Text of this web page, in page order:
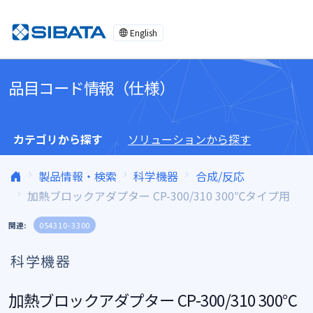
English
品目コード情報（仕様）
カテゴリから探す ソリューションから探す
製品情報・検索 科学機器
合成/反応
加熱ブロックアダプター CP-300/310 300℃タイプ用
関連: 054310-3300
科学機器
加熱ブロックアダプター CP-300/310 300℃